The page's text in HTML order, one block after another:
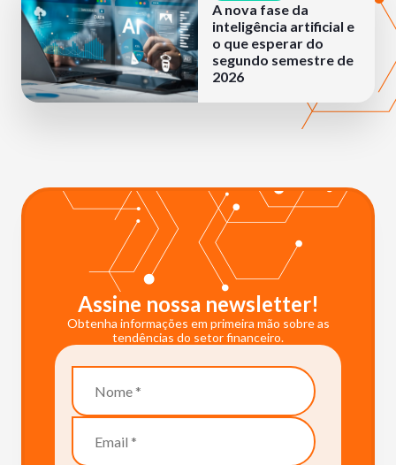
A nova fase da
inteligência artificial e
o que esperar do
segundo semestre de
2026
Assine nossa newsletter!
Obtenha informações em primeira mão sobre as
tendências do setor financeiro.